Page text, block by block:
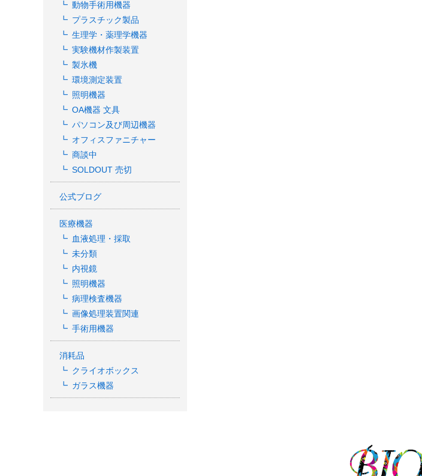
動物手術用機器
プラスチック製品
生理学・薬理学機器
実験機材作製装置
製氷機
環境測定装置
照明機器
OA機器 文具
パソコン及び周辺機器
オフィスファニチャー
商談中
SOLDOUT 売切
公式ブログ
医療機器
血液処理・採取
未分類
内視鏡
照明機器
病理検査機器
画像処理装置関連
手術用機器
消耗品
クライオボックス
ガラス機器